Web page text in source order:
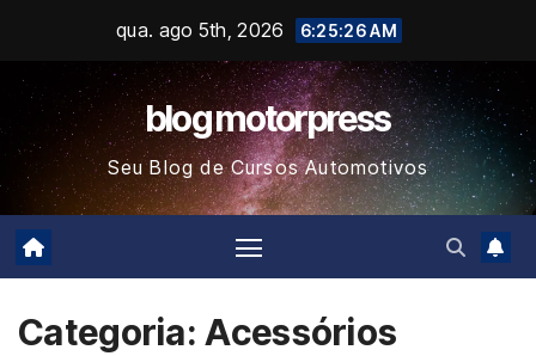
content
qua. ago 5th, 2026 6:25:26 AM
blog motorpress
Seu Blog de Cursos Automotivos
Categoria:Acessórios